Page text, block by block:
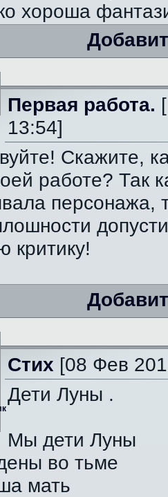
хороша
Первая работа.
13:54]
Скажите,
работе? Так
персонажа,
критику!
Стих [08 Фев
Дети Луны .
Мы дети Луны
во тьме
мать